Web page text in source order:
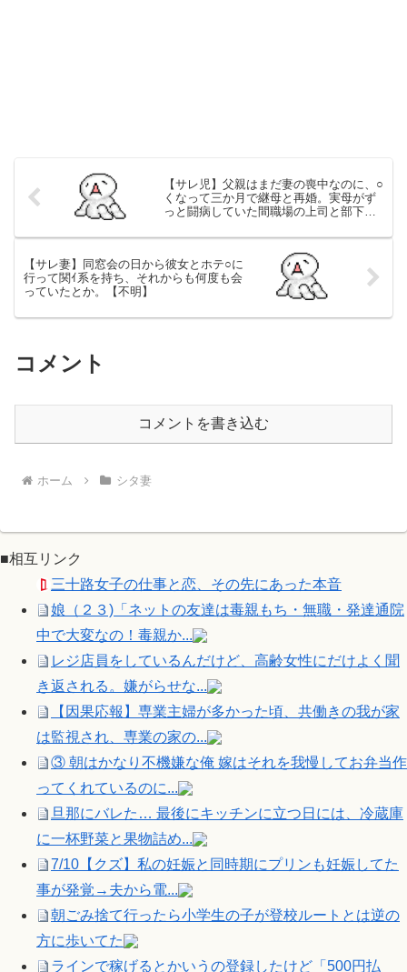
【サレ児】父親はまだ妻の喪中なのに、○
くなって三か月で継母と再婚。実母がず
っと闘病していた間職場の上司と部下で
【サレ妻】同窓会の日から彼女とホテ○に
行って関ｲ系を持ち、それからも何度も会
っていたとか。【不明】
コメント
コメントを書き込む
ホーム シタ妻
■相互リンク
三十路女子の仕事と恋、その先にあった本音
娘（２３)「ネットの友達は毒親もち・無職・発達通院
中で大変なの！毒親か...
レジ店員をしているんだけど、高齢女性にだけよく聞
き返される。嫌がらせな...
【因果応報】専業主婦が多かった頃、共働きの我が家
は監視され、専業の家の...
③ 朝はかなり不機嫌な俺 嫁はそれを我慢してお弁当作
ってくれているのに...
旦那にバレた… 最後にキッチンに立つ日には、冷蔵庫
に一杯野菜と果物詰め...
7/10【クズ】私の妊娠と同時期にプリンも妊娠してた
事が発覚→夫から電...
朝ごみ捨て行ったら小学生の子が登校ルートとは逆の
方に歩いてた
ラインで稼げるとかいうの登録したけど「500円払